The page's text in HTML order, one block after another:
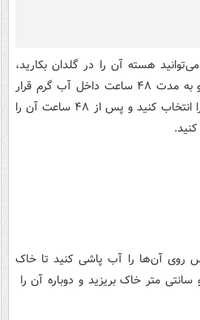
هسته آن را در گلدان بکارید،
برای کاشت این میوه لازم است، هسته آن را جدا کنید و به مدت ۴۸ ساعت داخل آب گرم قرار
دهید. برای این کار بهتر است دانه‌های درشت این میوه را انتخاب کنید و پس از ۴۸ ساعت آن را
روی آن‌ها را آب پاشی کنید تا خاک
متر خاک بریزید و دوباره آن را